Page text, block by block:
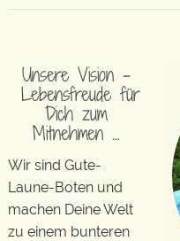
Unsere Vision –
Lebensfreude für
Dich zum
Mitnehmen …
Wir sind Gute-
Laune-Boten und
machen Deine Welt
zu einem bunteren